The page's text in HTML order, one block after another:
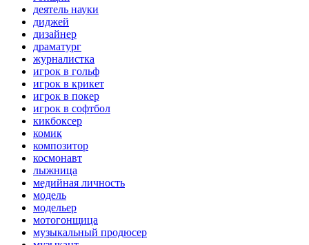
деятель науки
диджей
дизайнер
драматург
журналистка
игрок в гольф
игрок в крикет
игрок в покер
игрок в софтбол
кикбоксер
комик
композитор
космонавт
лыжница
медийная личность
модель
модельер
мотогонщица
музыкальный продюсер